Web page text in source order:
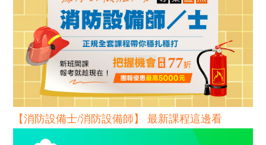
【消防設備士/消防設備師】 最新課程這邊看